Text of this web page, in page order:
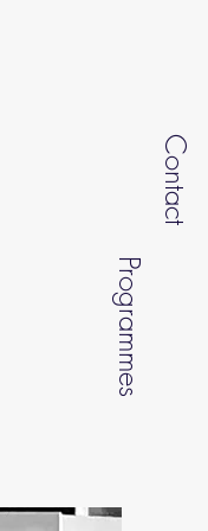
Programmes
Contact